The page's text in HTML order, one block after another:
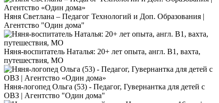
Няня Светлана – Педагог Технологий и Доп. Образования |
Агентство "Один дома"
Няня-воспитатель Наталья: 20+ лет опыта, англ. B1, вахта,
путешествия, МО
Няня-логопед Ольга (53) - Педагог, Гувернантка для детей с
ОВЗ | Агентство "Один дома"